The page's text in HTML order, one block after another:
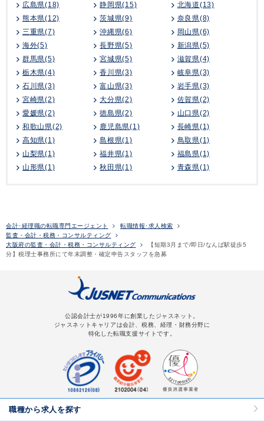
広島県(18)
静岡県(15)
北海道(13)
熊本県(12)
茨城県(9)
奈良県(8)
三重県(7)
沖縄県(6)
岡山県(6)
海外(5)
長野県(5)
新潟県(5)
群馬県(5)
宮城県(5)
滋賀県(4)
栃木県(4)
香川県(3)
岐阜県(3)
石川県(3)
富山県(3)
岩手県(3)
宮崎県(2)
大分県(2)
佐賀県(2)
愛媛県(2)
徳島県(2)
山口県(2)
和歌山県(2)
鹿児島県(1)
長崎県(1)
高知県(1)
島根県(1)
鳥取県(1)
山梨県(1)
福井県(1)
福島県(1)
山形県(1)
秋田県(1) 青森県(1)
会計･経理職の転職専門エージェント
転職情報･求人検索
監査・会計・税務・コンサルティング
大阪府の監査・会計・税務・コンサルティング
【短期3月まで/即日/なんば駅徒歩5
分】税理士事務所にて年末調整・確定申告スタッフを急募
公認会計士が1996年に創業したジャスネット。
ジャスネットキャリアは会計、税務、経理・財務分野に
特化した転職支援サイトです。
職種から求人を探す